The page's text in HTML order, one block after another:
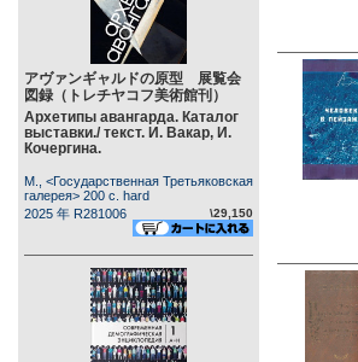
アヴァンギャルドの原型 展覧会
図録（トレチヤコフ美術館刊）
Архетипы авангарда. Каталог
выставки./ текст. И. Вакар, И.
Кочергина.
М., <Государственная Третьяковская
галерея> 200 c. hard
2025 年 R281006
\29,150